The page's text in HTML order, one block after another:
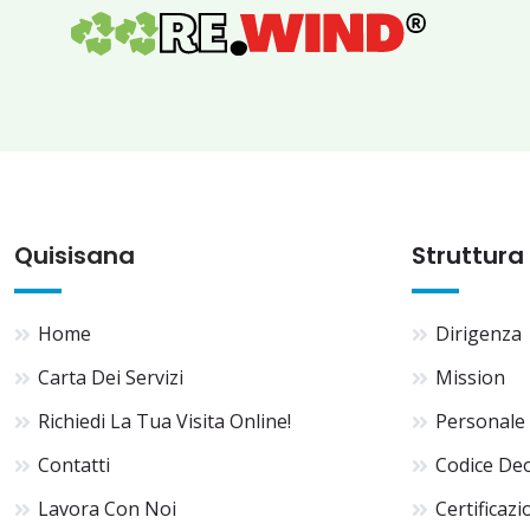
Quisisana
Home
Carta Dei Servizi
Richiedi La Tua Visita Online!
Contatti
Lavora Con Noi
Struttura
Dirigenza
Mission
Codice